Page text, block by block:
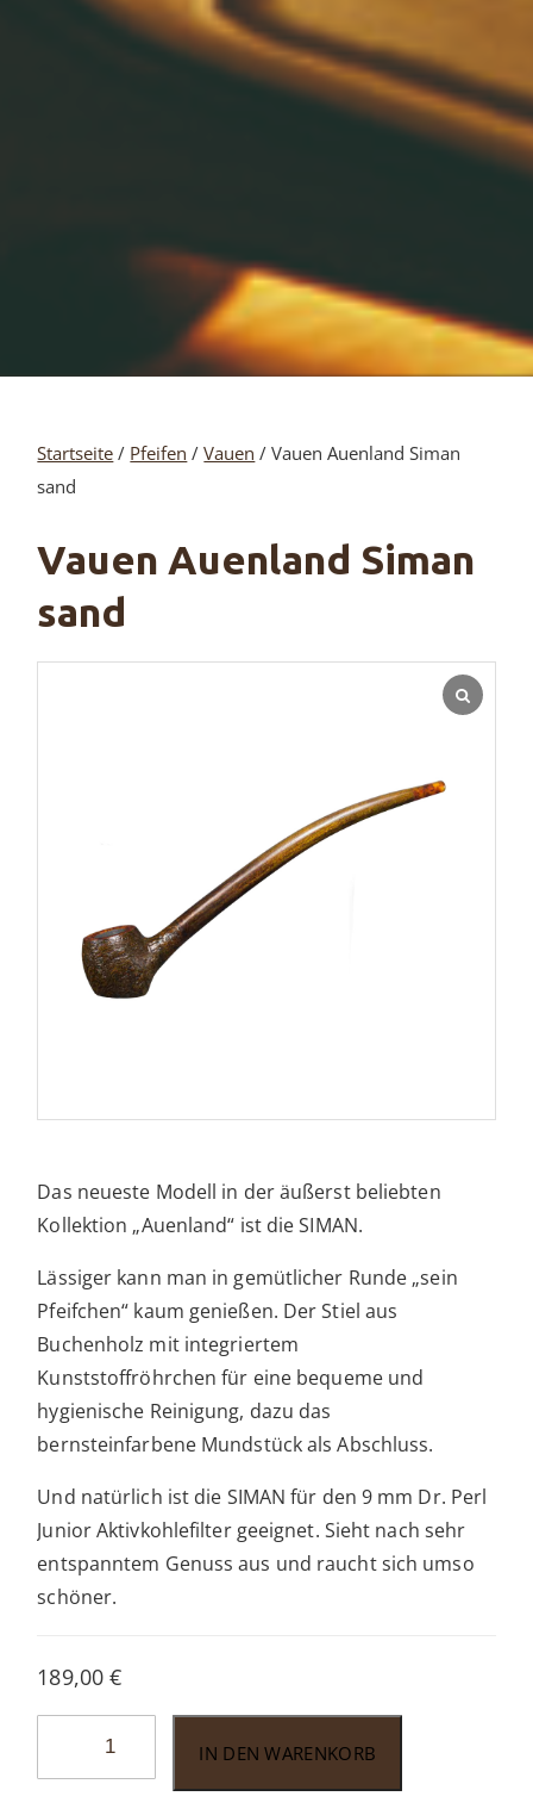
Startseite / Pfeifen /Vauen / Vauen Auenland Siman
sand
Vauen Auenland Siman
sand
Das neueste Modell in der äußerst beliebten
Kollektion „Auenland“ ist die SIMAN.
Lässiger kann man in gemütlicher Runde „sein
Pfeifchen“ kaum genießen. Der Stiel aus
Buchenholz mit integriertem
Kunststoffröhrchen für eine bequeme und
hygienische Reinigung, dazu das
bernsteinfarbene Mundstück als Abschluss.
Und natürlich ist die SIMAN für den 9 mm Dr. Perl
Junior Aktivkohlefilter geeignet. Sieht nach sehr
entspanntem Genuss aus und raucht sich umso
schöner.
189,00€
IN DEN WARENKORB